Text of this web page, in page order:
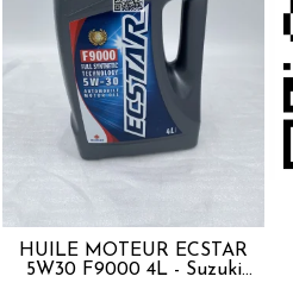
HUILE MOTEUR ECSTAR
5W30 F9000 4L - Suzuki